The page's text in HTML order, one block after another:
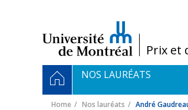
/Prix et
Navigation
principale
HOMENOS LAURÉATS
Home Nos lauréats André